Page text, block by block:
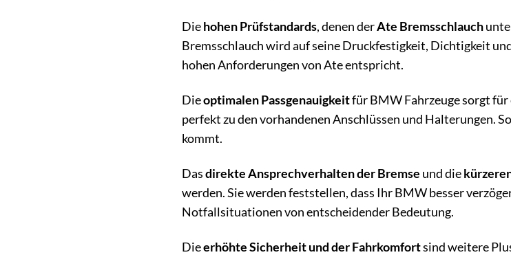
Diehohen Prüfstandards, denen derAte Bremsschlauch
Bremsschlauch wird auf seine Druckfestigkeit, Dichtigkeit
hohen Anforderungen von Ate entspricht.
Dieoptimalen Passgenauigkeitfür BMW Fahrzeuge sorgt für
perfekt zu den vorhandenen Anschlüssen und Halterungen.
kommt.
Dasdirekte Ansprechverhalten der Bremse und die
werden. Sie werden feststellen, dass Ihr BMW besser
Notfallsituationen von entscheidender Bedeutung.
Dieerhöhte Sicherheit und der Fahrkomfortsind weitere